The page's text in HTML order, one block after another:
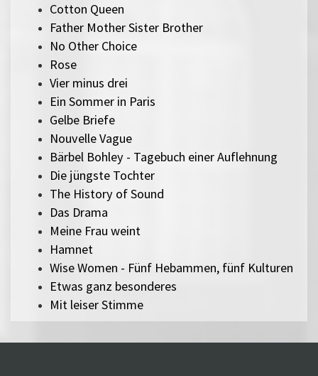
Cotton Queen
Father Mother Sister Brother
No Other Choice
Rose
Vier minus drei
Ein Sommer in Paris
Gelbe Briefe
Nouvelle Vague
Bärbel Bohley - Tagebuch einer Auflehnung
Die jüngste Tochter
The History of Sound
Das Drama
Meine Frau weint
Hamnet
Wise Women - Fünf Hebammen, fünf Kulturen
Etwas ganz besonderes
Mit leiser Stimme